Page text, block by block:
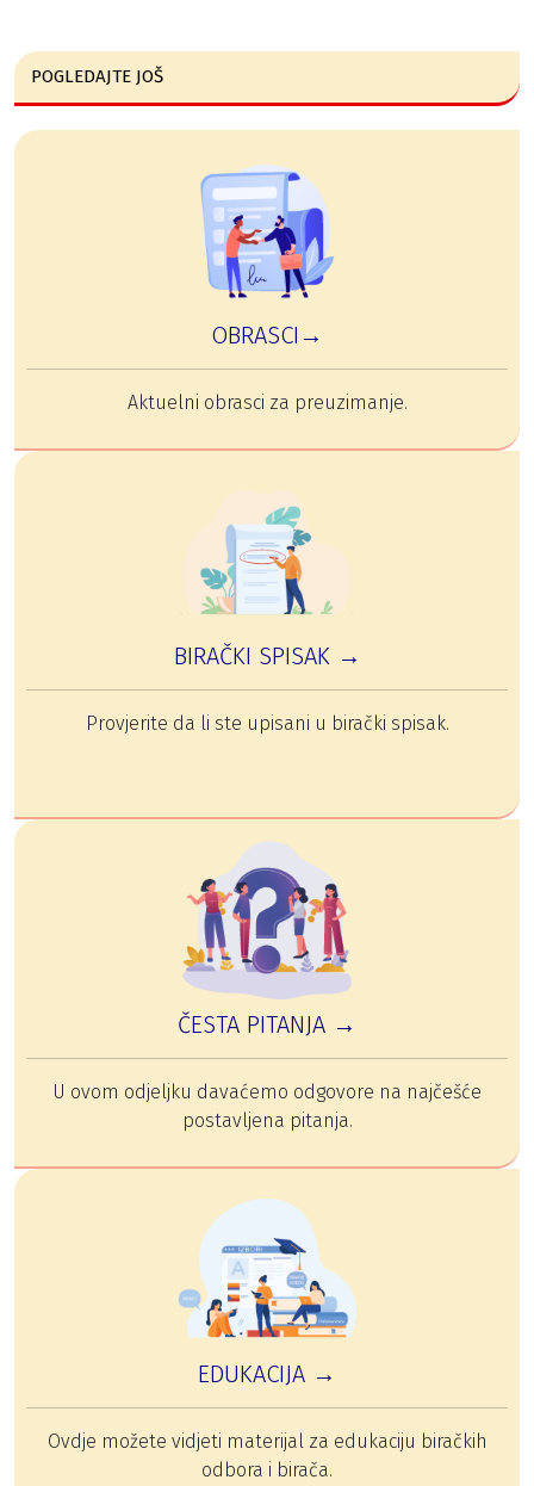
POGLEDAJTE JOŠ
OBRASCI→
Aktuelni obrasci za preuzimanje.
BIRAČKI SPISAK →
Provjerite da li ste upisani u birački spisak.
ČESTA PITANJA →
U ovom odjeljku davaćemo odgovore na najčešće
postavljena pitanja.
EDUKACIJA →
Ovdje možete vidjeti materijal za edukaciju biračkih
odbora i birača.